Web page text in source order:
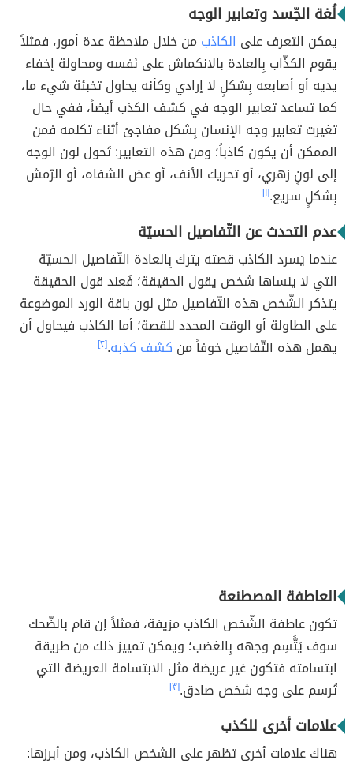
لُغة الجّسد وتعابير الوجه
يمكن التعرف على الكاذب من خلال ملاحظة عدة أمور، فمثلاً
يقوم الكذّاب بِالعادة بالانكماش على نَفسه ومحاولة إخفاء
يديه أو أصابعه بِشكلٍ لا إرادي وكأنه يحاول تخبئة شيء ما،
كما تساعد تعابير الوجه في كشف الكذب أيضاً، ففي حال
تغيرت تعابير وجه الإنسان بِشكل مفاجئ أثناء تكلمه فمن
الممكن أن يكون كاذباً؛ ومن هذه التعابير: تَحول لون الوجه
إلى لونٍ زهري، أو تحريك الأنف، أو عض الشفاه، أو الرّمش
بِشكلٍ سريع.[١]
عدم التحدث عن التّفاصيل الحسيّة
عندما يَسرد الكاذب قصته يترك بِالعادة التّفاصيل الحسيّة
التي لا ينساها شخص يقول الحقيقة؛ فَعند قول الحقيقة
يتذكر الشّخص هذه التّفاصيل مثل لون باقة الورد الموضوعة
على الطاولة أو الوقت المحدد للقصة؛ أما الكاذب فيحاول أن
يهمل هذه التّفاصيل خوفاً من كشف كذبه.[٢]
العاطفة المصطنعة
تكون عاطفة الشّخص الكاذب مزيفة، فمثلاً إن قام بالضّحك
سوف يَتًّسِم وجهه بِالغضب؛ ويمكن تمييز ذلك من طريقة
ابتسامته فتكون غير عريضة مثل الابتسامة العريضة التي
تُرسم على وجه شخص صادق.[٣]
علامات أخرى للكذب
هناك علامات أخرى تظهر على الشخص الكاذب، ومن أبرزها: